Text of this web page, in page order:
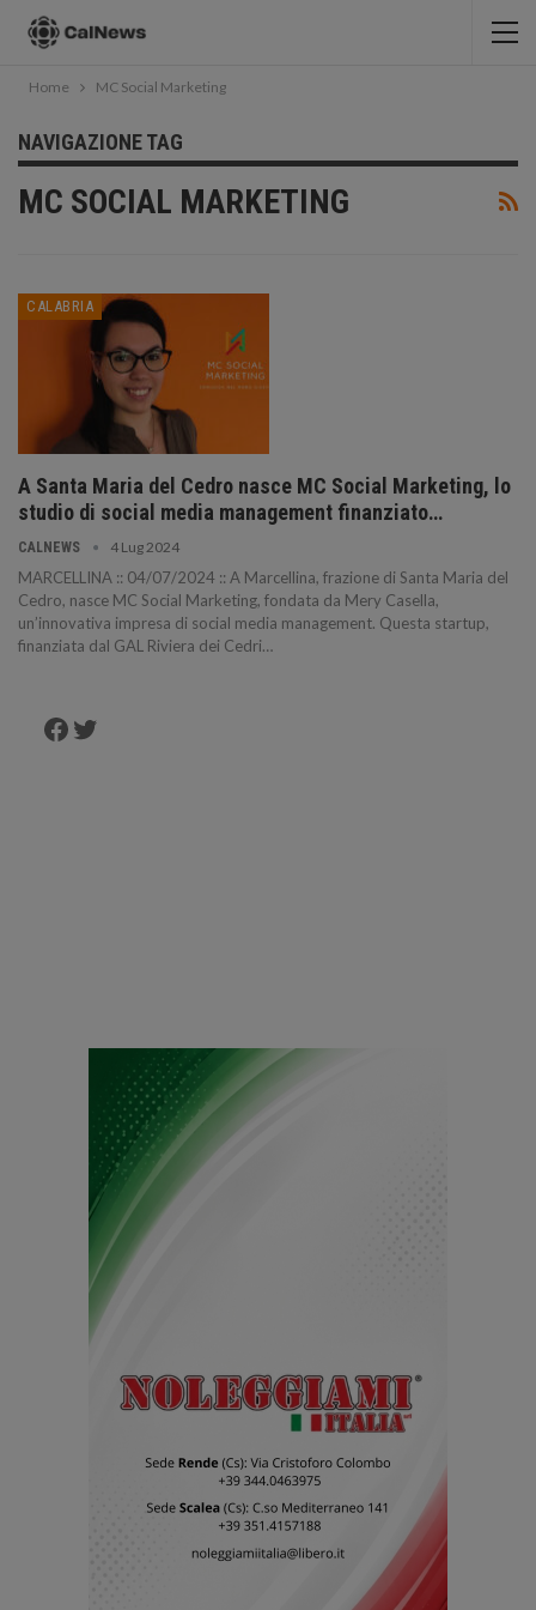
Home MC Social Marketing
NAVIGAZIONE TAG
MC SOCIAL MARKETING
CALABRIA
A Santa Maria del Cedro nasce MC Social Marketing, lo
studio di social media management finanziato…
CALNEWS 4 Lug 2024
MARCELLINA :: 04/07/2024 :: A Marcellina, frazione di Santa Maria del
Cedro, nasce MC Social Marketing, fondata da Mery Casella,
un’innovativa impresa di social media management. Questa startup,
finanziata dal GAL Riviera dei Cedri…
Facebook
Twitter